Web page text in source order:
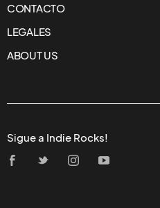
CONTACTO
LEGALES
ABOUT US
Sigue a Indie Rocks!